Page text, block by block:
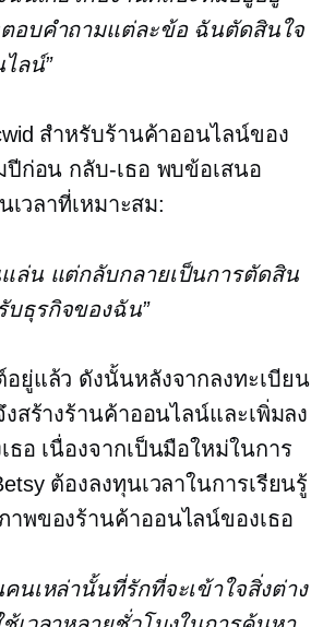
อบคำถามแต่ละข้อ ฉันตัดสินใจ
ลน์”
สำหรับร้านค้าออนไลน์ของ
ปีก่อน กลับ-เธอ พบข้อเสนอ
เวลาที่เหมาะสม:
ล่น แต่กลับกลายเป็นการตัดสิน
บธุรกิจของฉัน”
ยู่แล้ว ดังนั้นหลังจากลงทะเบียน
งสร้างร้านค้าออนไลน์และเพิ่มลง
ธอ เนื่องจากเป็นมือใหม่ในการ
ต้องลงทุนเวลาในการเรียนรู้
พของร้านค้าออนไลน์ของเธอ
นเหล่านั้นที่รักที่จะเข้าใจสิ่งต่าง